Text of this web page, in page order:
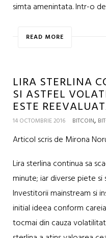
simta amenintata. Intr-o
READ MORE
LIRA STERLINA
SI ASTFEL
ESTE
14 OCTOMBRIE 2016 BITCOIN,
Articol scris de Mirona
Lira sterlina continua sa
minute; iar diverse piete si
Investitorii mainstream si
initial ideea conform
tocmai din cauza